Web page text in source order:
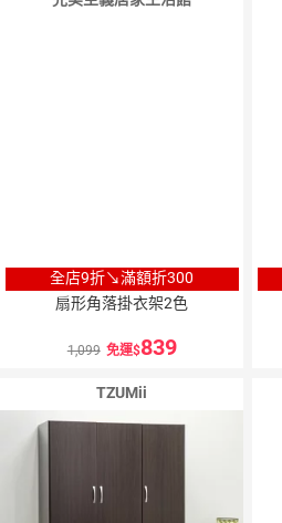
全店9折↘滿額折300
扇形角落掛衣架2色
1,099 免運 839
TZUMii